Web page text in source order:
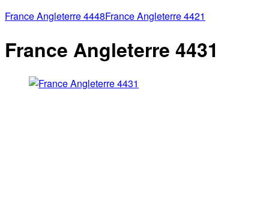
France Angleterre 4448France Angleterre 4421
France Angleterre 4431